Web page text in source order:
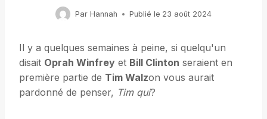
Par Hannah Publié le 23 août 2024
Il y a quelques semaines à peine, si quelqu'un
disait Oprah Winfrey et Bill Clinton seraient en
première partie de Tim Walzon vous aurait
pardonné de penser, Tim qui?